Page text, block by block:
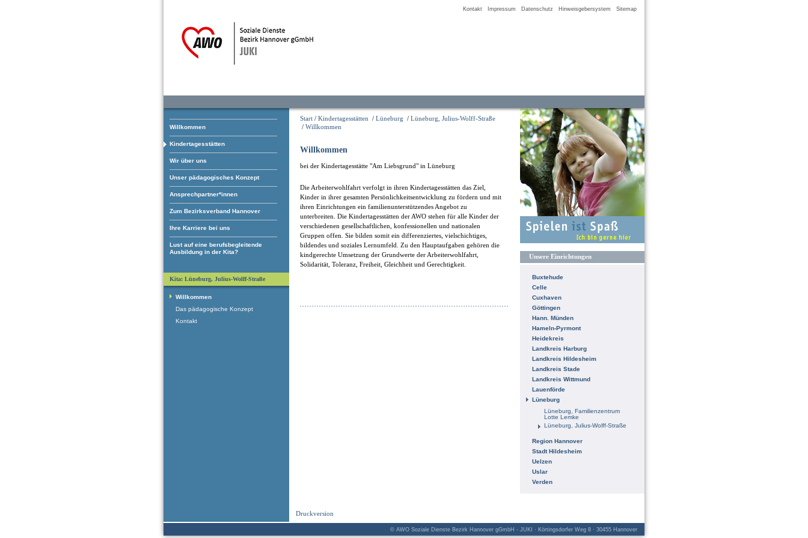
Kontakt Impressum Datenschutz Hinweisgebersystem Sitemap
Willkommen
Kindertagesstätten
Wir über uns
Unser pädagogisches Konzept
Ansprechpartner*innen
Zum Bezirksverband Hannover
Ihre Karriere bei uns
Lust auf eine berufsbegleitende
Ausbildung in der Kita?
Start / Kindertagesstätten / Lüneburg / Lüneburg, Julius-Wolff-Straße
/ Willkommen
Willkommen
bei der Kindertagesstätte "Am Liebsgrund" in Lüneburg
Die Arbeiterwohlfahrt verfolgt in ihren Kindertagesstätten das Ziel,
Kinder in ihrer gesamten Persönlichkeitsentwicklung zu fördern und mit
ihren Einrichtungen ein familienunterstützendes Angebot zu
unterbreiten. Die Kindertagesstätten der AWO stehen für alle Kinder der
verschiedenen gesellschaftlichen, konfessionellen und nationalen
Gruppen offen. Sie bilden somit ein differenziertes, vielschichtiges,
bildendes und soziales Lernumfeld. Zu den Hauptaufgaben gehören die
kindgerechte Umsetzung der Grundwerte der Arbeiterwohlfahrt,
Solidarität, Toleranz, Freiheit, Gleichheit und Gerechtigkeit.
Unsere Einrichtungen
Buxtehude
Celle
Cuxhaven
Göttingen
Hann. Münden
Hameln-Pyrmont
Heidekreis
Landkreis Harburg
Landkreis Hildesheim
Landkreis Stade
Landkreis Wittmund
Lauenförde
Lüneburg
Lüneburg, Familienzentrum
Lotte Lemke
Lüneburg, Julius-Wolff-Straße
Region Hannover
Stadt Hildesheim
Uelzen
Uslar
Verden
Druckversion
Kita: Lüneburg, Julius-Wolff-Straße
Willkommen
Das pädagogische Konzept
Kontakt
© AWO Soziale Dienste Bezirk Hannover gGmbH - JUKI · Körtingsdorfer Weg 8 · 30455 Hannover